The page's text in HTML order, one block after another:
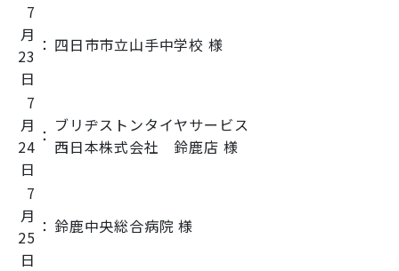
7
月
23
日
： 四日市市立山手中学校 様
7
月
24
日
： ブリヂストンタイヤサービス
西日本株式会社 鈴鹿店 様
7
月
25
日
： 鈴鹿中央総合病院 様